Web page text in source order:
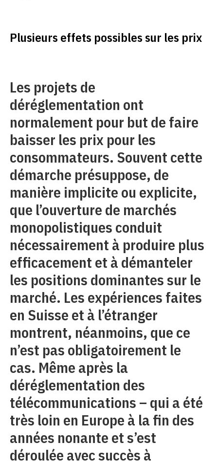
Plusieurs effets possibles sur les prix
Les projets de
déréglementation ont
normalement pour but de faire
baisser les prix pour les
consommateurs. Souvent cette
démarche présuppose, de
manière implicite ou explicite,
que l’ouverture de marchés
monopolistiques conduit
nécessairement à produire plus
efficacement et à démanteler
les positions dominantes sur le
marché. Les expériences faites
en Suisse et à l’étranger
montrent, néanmoins, que ce
n’est pas obligatoirement le
cas. Même après la
déréglementation des
télécommunications – qui a été
très loin en Europe à la fin des
années nonante et s’est
déroulée avec succès à